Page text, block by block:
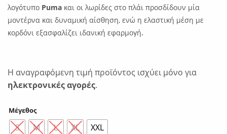
λογότυπο Puma και οι λωρίδες στο πλάι προσδίδουν μία
μοντέρνα και δυναμική αίσθηση, ενώ η ελαστική μέση με
κορδόνι εξασφαλίζει ιδανική εφαρμογή.
Η αναγραφόμενη τιμή προϊόντος ισχύει μόνο για
ηλεκτρονικές αγορές.
Μέγεθος
S M L XL XXL